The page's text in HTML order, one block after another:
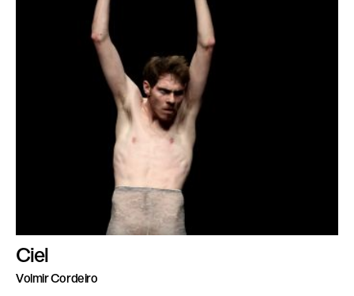
Ciel
Volmir Cordeiro